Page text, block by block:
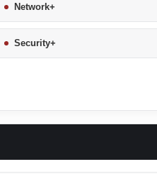
Network+
Security+